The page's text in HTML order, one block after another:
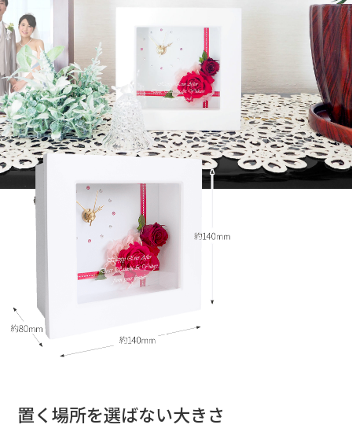
置く場所を選ばない大きさ